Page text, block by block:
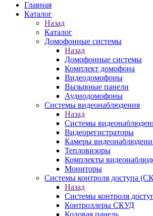
Главная
Каталог
Назад
Каталог
Домофонные системы
Назад
Домофонные системы
Комплект домофона
Видеодомофоны
Вызывные панели
Аудиодомофоны
Системы видеонаблюдения
Назад
Системы
Видеорегистраторы
Камеры
Тепловизоры
Комплекты
Мониторы
Системы контроля доступа
Назад
Системы контроля
Контроллеры СКУД
Кодовая панель